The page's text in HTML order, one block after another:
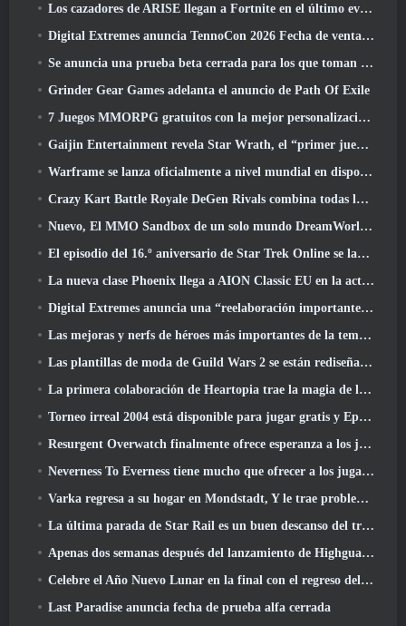
Los cazadores de ARISE llegan a Fortnite en el último evento de colaboración
Digital Extremes anuncia TennoCon 2026 Fecha de venta de entradas
Se anuncia una prueba beta cerrada para los que toman tiempo en juegos de disparos en tercera persona
Grinder Gear Games adelanta el anuncio de Path Of Exile
7 Juegos MMORPG gratuitos con la mejor personalización de personajes
Gaijin Entertainment revela Star Wrath, el “primer juego de acción de extracción espacial”
Warframe se lanza oficialmente a nivel mundial en dispositivos Android
Crazy Kart Battle Royale DeGen Rivals combina todas las cosas que probablemente no sabías que querías combinadas
Nuevo, El MMO Sandbox de un solo mundo DreamWorld llegará al acceso anticipado de Steam
El episodio del 16.º aniversario de Star Trek Online se lanza como parte de la actualización "Corrupción"
La nueva clase Phoenix llega a AION Classic EU en la actualización 'Ignite'
Digital Extremes anuncia una “reelaboración importante” del sistema de progresión del jugador de Soulframe
Las mejoras y nerfs de héroes más importantes de la temporada 6.5
Las plantillas de moda de Guild Wars 2 se están rediseñando según los comentarios de los jugadores
La primera colaboración de Heartopia trae la magia de la amistad de My Little Pony
Torneo irreal 2004 está disponible para jugar gratis y Epic no demandará a nadie por ello
Resurgent Overwatch finalmente ofrece esperanza a los jugadores
Neverness To Everness tiene mucho que ofrecer a los jugadores, particularmente divertido
Varka regresa a su hogar en Mondstadt, Y le trae problemas en la actualización Luna V de Genshin Impact
La última parada de Star Rail es un buen descanso del trauma
Apenas dos semanas después del lanzamiento de Highguard, Wildlight Entertainment anuncia despidos
Celebre el Año Nuevo Lunar en la final con el regreso del 'Modo Bank It'
Last Paradise anuncia fecha de prueba alfa cerrada